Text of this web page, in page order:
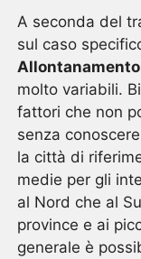
A seconda del
sul caso
molto variabili.
fattori che non
senza
la città di
medie per gli
al Nord che al
province e ai
generale è